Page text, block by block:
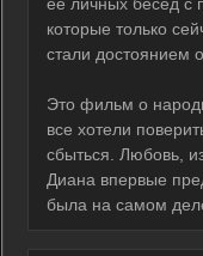
которые только
стали достоянием
Это фильм о
все хотели
сбыться. Любовь,
Диана впервые
была на самом